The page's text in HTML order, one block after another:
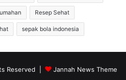
Resep Sehat
sepak bola indonesia
Reserved | Jannah News Theme